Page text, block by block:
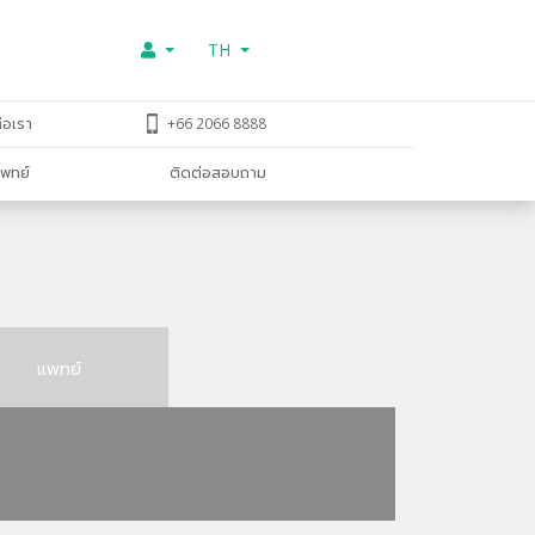
TH
เรา +66 2066 8888
ทย์ ติดต่อสอบถาม
แพทย์